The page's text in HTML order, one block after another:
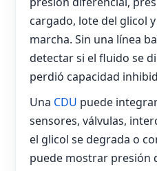
cargado, lote del glicol
marcha. Sin una línea
detectar si el fluido se
perdió capacidad
Una CDU puede
sensores, válvulas,
el glicol se degrada o
puede mostrar presión